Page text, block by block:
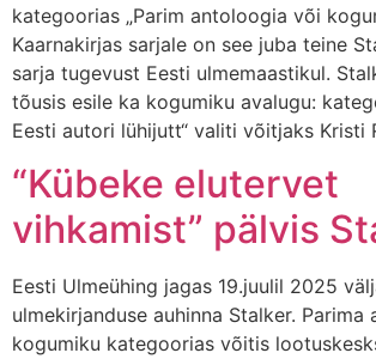
kategoorias „Parim antoloogia või
Kaarnakirjas sarjale on see juba teine
sarja tugevust Eesti ulmemaastikul.
tõusis esile ka kogumiku avalugu:
Eesti autori lühijutt“ valiti võitjaks Kristi
“Kübeke elutervet
vihkamist” pälvis
Eesti Ulmeühing jagas 19.juulil 2025
ulmekirjanduse auhinna Stalker.
kogumiku kategoorias võitis